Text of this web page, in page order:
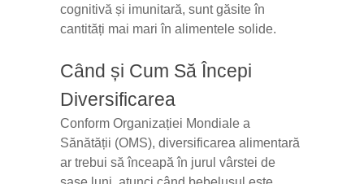
cognitivă și imunitară, sunt găsite în
cantități mai mari în alimentele solide.
Când și Cum Să Începi
Diversificarea
Conform Organizației Mondiale a
Sănătății (OMS), diversificarea alimentară
ar trebui să înceapă în jurul vârstei de